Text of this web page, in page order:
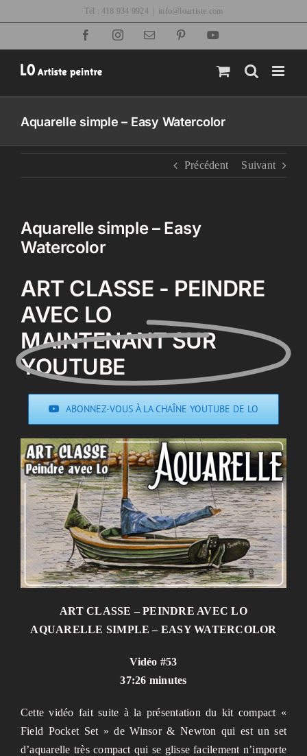
Tél : 418 934 9924 info@loartiste.com
FacebookInstagramEmail Pinterest
Aquarelle simple – Easy Watercolor
Précédent Suivant
Aquarelle simple – Easy
Watercolor
ART CLASSE - PEINDRE
AVEC LO
MAINTENANT SUR
YOUTUBE
ABONNEZ-VOUS À LA CHAÎNE YOUTUBE DE LO
ART CLASSE – PEINDRE AVEC LO
AQUARELLE SIMPLE – EASY WATERCOLOR
Vidéo #53
37:26 minutes
Cette vidéo fait suite à la présentation du kit compact «
Field Pocket Set » de Winsor & Newton qui est un set
d’aquarelle très compact qui se glisse facilement n’importe